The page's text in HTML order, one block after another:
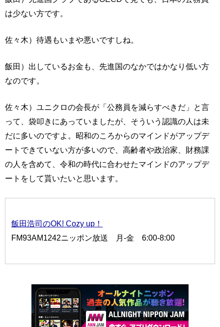
は少ない方です。
佐々木）待遇もいまや悪いですしね。
飯田）出しているお金も、先進国のなかではかなり低い方
なのです。
佐々木）ユニクロの会長が「公務員を減らすべきだ」と言
って、袋叩きにあっていましたが、そういう認識の人は未
だに多いのですよ。昭和のころからのマインドがアップデ
ートできていない方が多いので、高齢者や政治家、財務課
の人を含めて、令和の時代に合わせたマインドのアップデ
ートをして貰いたいと思います。
飯田浩司のOK! Cozy up！
FM93AM1242ニッポン放送 月-金 6:00-8:00